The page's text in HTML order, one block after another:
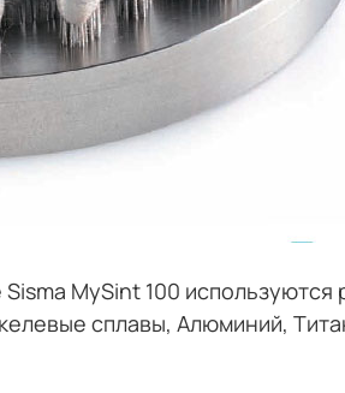
MySint 100
сплавы, Алюминий,